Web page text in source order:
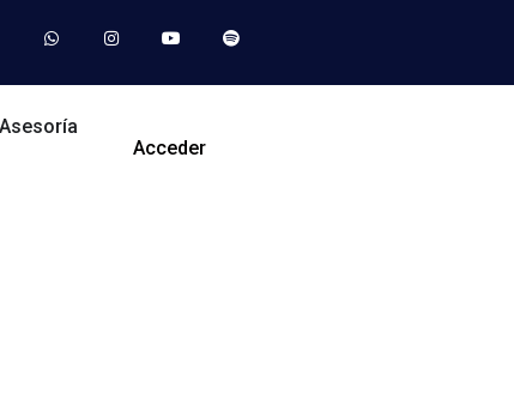
Asesoría
Acceder